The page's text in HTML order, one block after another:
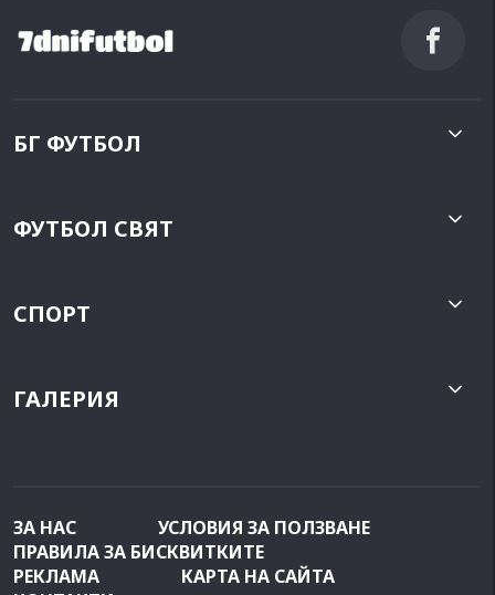
БГ ФУТБОЛ
ФУТБОЛ СВЯТ
СПОРТ
ГАЛЕРИЯ
ЗА НАС
УСЛОВИЯ ЗА ПОЛЗВАНЕ
ПРАВИЛА ЗА БИСКВИТКИТЕ
РЕКЛАМА
КАРТА НА САЙТА